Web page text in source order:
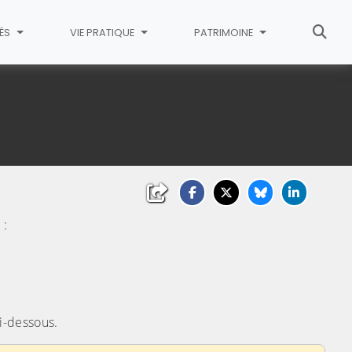
VIE PRATIQUE PATRIMOINE
dessous.